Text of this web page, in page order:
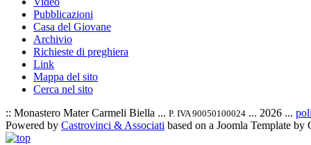
Pubblicazioni
Casa del Giovane
Archivio
Richieste di preghiera
Link
Mappa del sito
Cerca nel sito
:: Monastero Mater Carmeli Biella ... P. IVA 90050100024 ... 2026 ...
Powered by Castrovinci & Associati based on a Joomla Template by